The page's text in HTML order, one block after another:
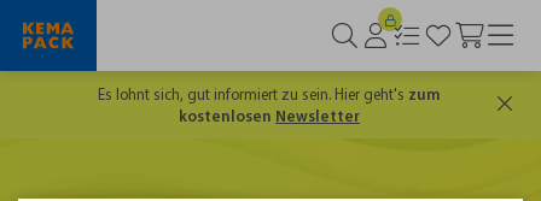
Es lohnt sich, gut informiert zu sein. Hier geht's zum
kostenlosen Newsletter